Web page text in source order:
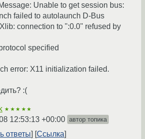
Unable to get session bus:
failed to autolaunch D-Bus
connection to ":0.0" refused by
specified
error: X11 initialization failed.
:(
★★★★★
12:53:13 +00:00 автор топика
ответы Ссылка